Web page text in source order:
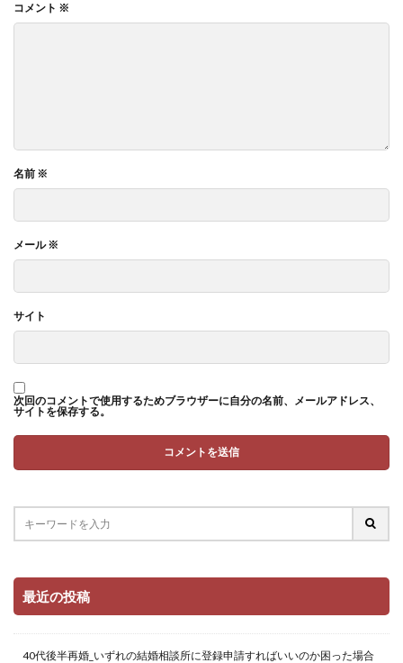
コメント ※
名前 ※
メール※
サイト
次回のコメントで使用するためブラウザーに自分の名前、メールアドレス、
サイトを保存する。
最近の投稿
40代後半再婚_いずれの結婚相談所に登録申請すればいいのか困った場合